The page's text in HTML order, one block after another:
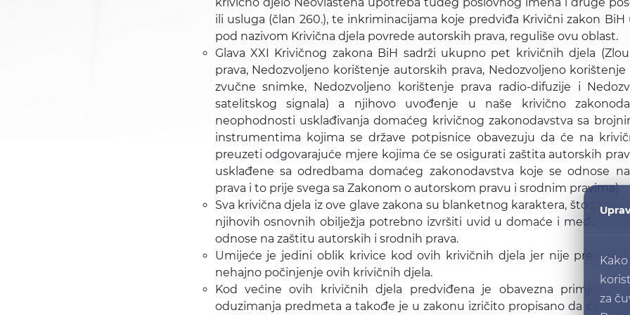
ili usluga (član 260.), te inkriminacijama koje predviđa Krivični zakon BiH
pod nazivom Krivična djela povrede autorskih prava, reguliše ovu oblast.
Glava XXI Krivičnog zakona BiH sadrži ukupno pet krivičnih djela
prava, Nedozvoljeno korištenje autorskih prava, Nedozvoljeno korištenje
zvučne snimke, Nedozvoljeno korištenje prava radio-difuzije i
satelitskog signala) a njihovo uvođenje u naše krivično
neophodnosti usklađivanja domaćeg krivičnog zakonodavstva sa
instrumentima kojima se države potpisnice obavezuju da će na
preuzeti odgovarajuće mjere kojima će se osigurati zaštita autorskih
usklađene sa odredbama domaćeg zakonodavstva koje se odnose
prava i to prije svega sa Zakonom o autorskom pravu i srodnim pravima).
Sva krivična djela iz ove glave zakona su blanketnog karaktera, što znači
njihovih osnovnih obilježja potrebno izvršiti uvid u domaće i
odnose na zaštitu autorskih i srodnih prava.
Umijeće je jedini oblik krivice kod ovih krivičnih djela jer nije
nehajno počinjenje ovih krivičnih djela.
Kod većine ovih krivičnih djela predviđena je obavezna primjena
oduzimanja predmeta a takođe je u zakonu izričito propisano da će se
za